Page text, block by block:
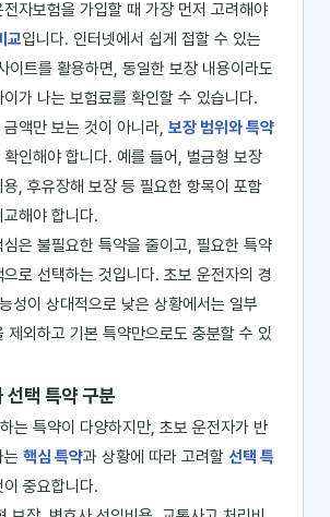
자보험을 가입할 때 가장 먼저 고려해야
교입니다. 인터넷에서 쉽게 접할 수 있는
이트를 활용하면, 동일한 보장 내용이라도
가 나는 보험료를 확인할 수 있습니다.
액만 보는 것이 아니라, 보장 범위와 특약
인해야 합니다. 예를 들어, 벌금형 보장
, 후유장해 보장 등 필요한 항목이 포함
해야 합니다.
은 불필요한 특약을 줄이고, 필요한 특약
로 선택하는 것입니다. 초보 운전자의 경
성이 상대적으로 낮은 상황에서는 일부
제외하고 기본 특약만으로도 충분할 수 있
선택 특약 구분
는 특약이 다양하지만, 초보 운전자가 반
는 핵심 특약과 상황에 따라 고려할 선택 특
중요합니다.